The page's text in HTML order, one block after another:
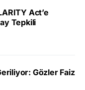
Act’e
Tepkili
Gözler Faiz